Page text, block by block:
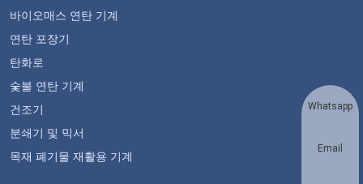
바이오매스 연탄 기계
연탄 포장기
탄화로
숯불 연탄 기계
건조기
분쇄기 및 믹서
목재 폐기물 재활용 기계
Whatsapp
Email